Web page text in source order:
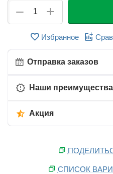
+
−
Избранное
Отправка заказов
Наши преимущества
Акция
СПИСОК